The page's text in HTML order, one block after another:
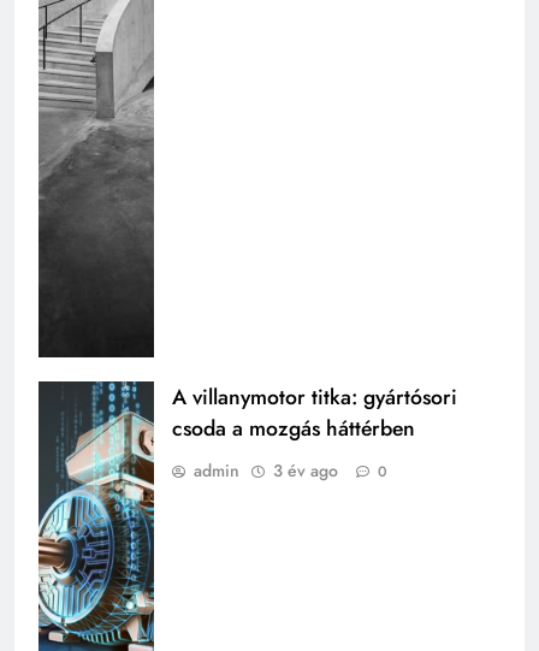
A villanymotor titka: gyártósori
csoda a mozgás háttérben
admin 3 év ago 0